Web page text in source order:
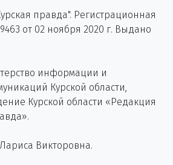
правда". Регистрационная
от 02 ноября 2020 г. Выдано
информации и
Курской области,
Курской области «Редакция
Викторовна.